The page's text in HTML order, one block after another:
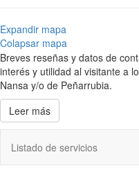
Expandir mapa
Colapsar mapa
Breves reseñas y datos de
interés y utilidad al visitante a
Nansa y/o de Peñarrubia.
Leer más
Listado de servicios